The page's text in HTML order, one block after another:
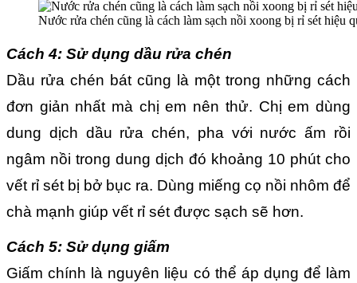
Nước rửa chén cũng là cách làm sạch nồi xoong bị rỉ sét hiệu
Cách 4: Sử dụng dầu rửa chén
Dầu rửa chén bát cũng là một trong những cách
đơn giản nhất mà chị em nên thử. Chị em dùng
dung dịch dầu rửa chén, pha với nước ấm rồi
ngâm nồi trong dung dịch đó khoảng 10 phút cho
vết rỉ sét bị bở bục ra. Dùng miếng cọ nồi nhôm để
chà mạnh giúp vết rỉ sét được sạch sẽ hơn.
Cách 5: Sử dụng giấm
Giấm chính là nguyên liệu có thể áp dụng để làm